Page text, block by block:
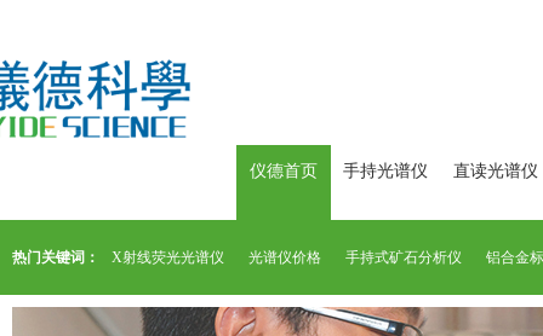
仪德首页 手持光谱仪 直读光谱仪
热门关键词： X射线荧光光谱仪 光谱仪价格 手持式矿石分析仪 铝合金